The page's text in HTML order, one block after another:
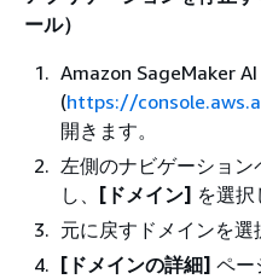
ール）
Amazon SageMaker
(https://
開きます。
左側のナビゲーション
し、 [ドメイン] を選択
元に戻すドメインを選
[ドメインの詳細] ペー